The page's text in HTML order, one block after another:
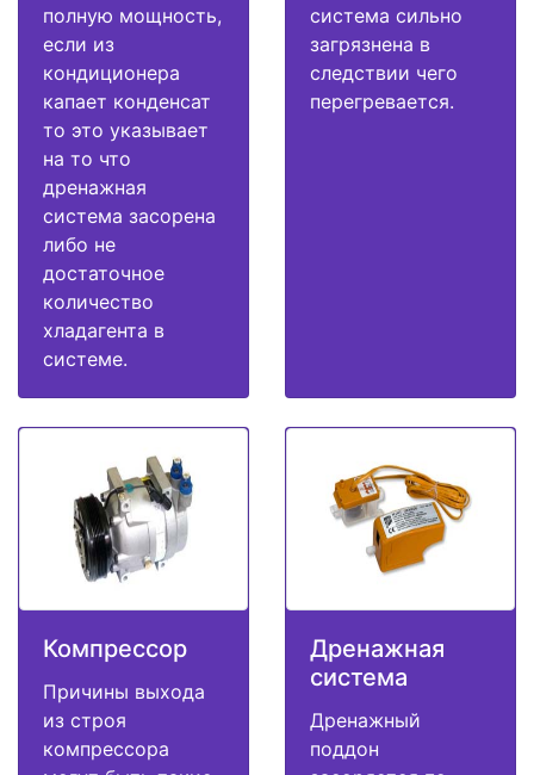
полную мощность,
если из
кондиционера
капает конденсат
то это указывает
на то что
дренажная
система засорена
либо не
достаточное
количество
хладагента в
системе.
система сильно
загрязнена в
следствии чего
перегревается.
Компрессор
Причины выхода
из строя
компрессора
Дренажная
система
Дренажный
поддон